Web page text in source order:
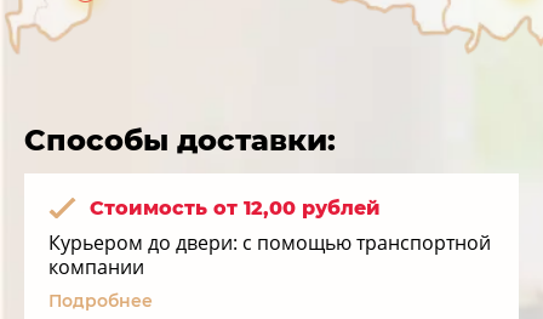
Способы доставки:
Стоимость от 12,00 рублей
Курьером до двери: с помощью транспортной
компании
Подробнее